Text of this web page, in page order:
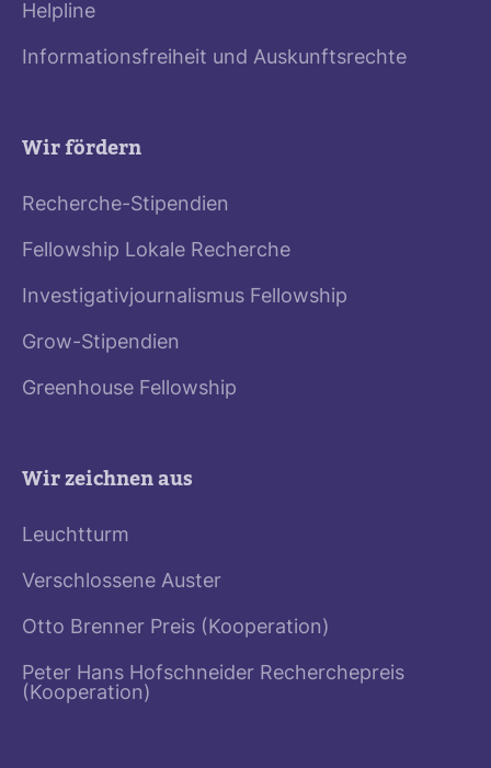
Helpline
Informationsfreiheit und Auskunftsrechte
Wir fördern
Recherche-Stipendien
Fellowship Lokale Recherche
Investigativjournalismus Fellowship
Grow-Stipendien
Greenhouse Fellowship
Wir zeichnen aus
Leuchtturm
Verschlossene Auster
Otto Brenner Preis (Kooperation)
Peter Hans Hofschneider Recherchepreis
(Kooperation)